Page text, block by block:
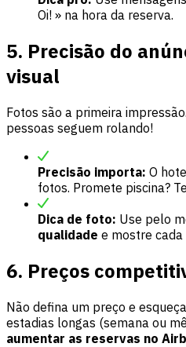
Oi! » na hora da reserva.
5. Precisão do
visual
Fotos são a primeira
pessoas seguem rolando!
Precisão importa: O
fotos. Promete piscina?
Dica de foto: Use pelo
qualidade e mostre cada
6. Preços
Não defina um preço e
estadias longas (semana ou
aumentar as reservas no